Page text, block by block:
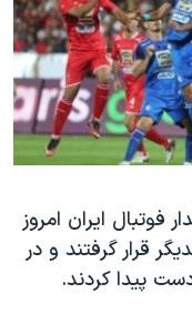
فوتبال ایران امروز
قرار گرفتند و در
پیدا کردند.